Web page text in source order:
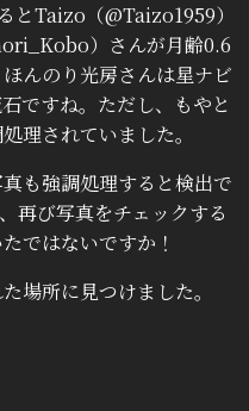
とTaizo（@Taizo1959）
）さんが月齢0.6
んのり光房さんは星ナビ
ですね。ただし、もやと
理されていました。
も強調処理すると検出で
再び写真をチェックする
ではないですか！
場所に見つけました。